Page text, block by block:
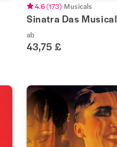
4.6(173) Musicals
Sinatra Das Musical
ab
43,75 £